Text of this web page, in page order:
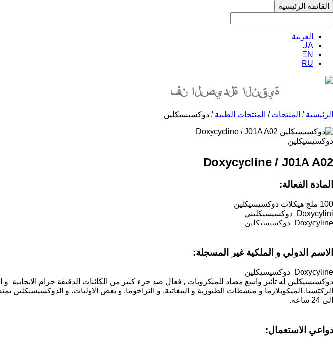
القائمة الرئيسية
العربية
UA
EN
RU
الرئيسية / المنتجات / المنتجات الطبية / دوكسيسيكلين
دوكسيسيكلين
Doxycycline / J01A A02
المادة الفعالة:
100 ملج هيكلات دوكسيسيكلين
Doxycylini دوكسيسيكليني
Doxycyline دوكسيسيكلين
الاسم الدولي و الملكية غير المسجلة:
Doxycyline دوكسيسيكلين
دوكسيسيكلين له تأثير واسع مضاد للميكروبات , فعال ضد جزء كبير من الكائنات الدقيقة جرام الايجابية و
الى 24 ساعة.
دواعي الاستعمال: